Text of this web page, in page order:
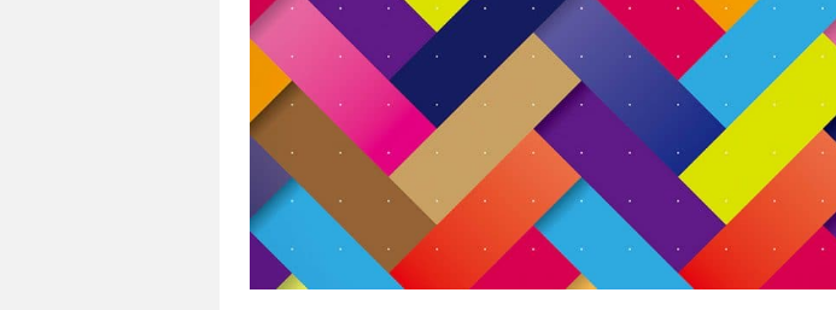
そ、質感をもったデザインとなりますので、その基本をしっかりとおさえておきましょう。